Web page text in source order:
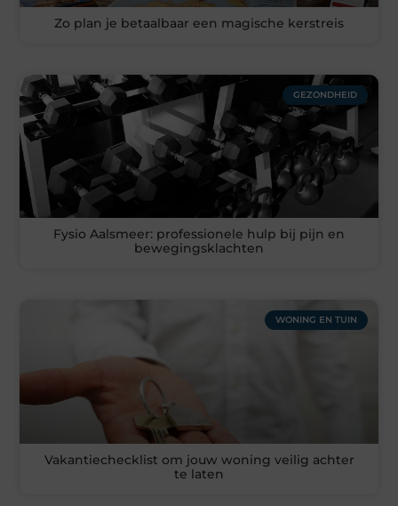
Zo plan je betaalbaar een magische kerstreis
GEZONDHEID
Fysio Aalsmeer: professionele hulp bij pijn en
bewegingsklachten
WONING EN TUIN
Vakantiechecklist om jouw woning veilig achter
te laten